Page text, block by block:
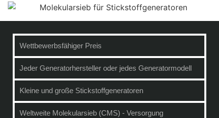
Wettbewerbsfähiger Preis
Jeder Generatorhersteller oder jedes Generatormodell
Kleine und große Stickstoffgeneratoren
Weltweite Molekularsieb (CMS) - Versorgung